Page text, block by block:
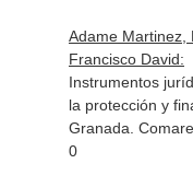
Adame Martinez,
Francisco David:
Instrumentos
la protección y
Granada.
0